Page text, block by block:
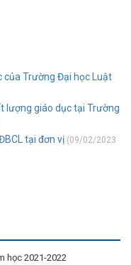
của Trường Đại học Luật
lượng giáo dục tại Trường
tại đơn vị (09/02/2023
học 2021-2022